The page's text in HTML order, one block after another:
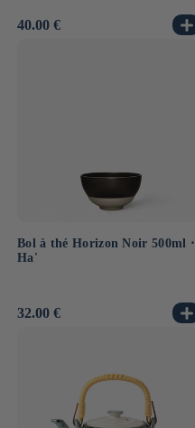
Prix
40.00 €
Bol à thé Horizon Noir 500ml ⋅
Ha'
Prix
32.00 €